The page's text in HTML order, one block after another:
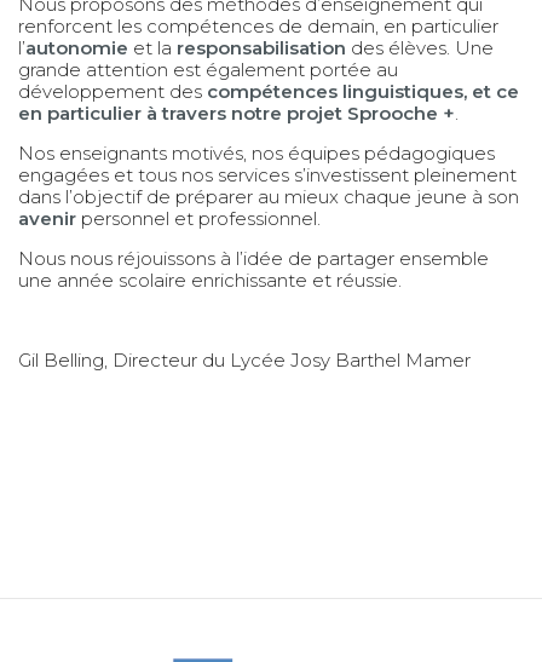
renforcent les compétences de demain, en particulier
l’autonomie et la responsabilisation des élèves. Une
grande attention est également portée au
développement des compétences linguistiques, et ce
en particulier à travers notre projet Sprooche +.
Nos enseignants motivés, nos équipes pédagogiques
engagées et tous nos services s’investissent pleinement
dans l’objectif de préparer au mieux chaque jeune à son
avenir personnel et professionnel.
Nous nous réjouissons à l’idée de partager ensemble
une année scolaire enrichissante et réussie.
Gil Belling, Directeur du Lycée Josy Barthel Mamer